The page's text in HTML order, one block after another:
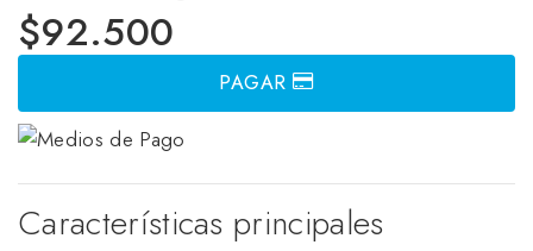
$92.500
PAGAR
Características principales